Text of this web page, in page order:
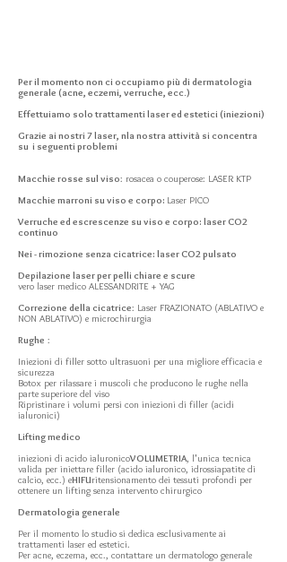
Per il momento non ci occupiamo più di dermatologia
generale (acne, eczemi, verruche, ecc.)
Effettuiamo solo trattamenti laser ed estetici (iniezioni)
Grazie ai nostri 7 laser, nla nostra attività si concentra
su i seguenti problemi
Macchie rosse sul viso: rosacea o couperose: LASER KTP
Macchie marroni su viso e corpo: Laser PICO
Verruche ed escrescenze su viso e corpo: laser CO2
continuo
Nei - rimozione senza cicatrice: laser CO2 pulsato
Depilazione laser per pelli chiare e scure
vero laser medico ALESSANDRITE + YAG
Correzione della cicatrice: Laser FRAZIONATO (ABLATIVO e
NON ABLATIVO) e microchirurgia
Rughe :
Iniezioni di filler sotto ultrasuoni per una migliore efficacia e
sicurezza
Botox per rilassare i muscoli che producono le rughe nella
parte superiore del viso
Ripristinare i volumi persi con iniezioni di filler (acidi
ialuronici)
Lifting medico
iniezioni di acido ialuronicoVOLUMETRIA, l'unica tecnica
valida per iniettare filler (acido ialuronico, idrossiapatite di
calcio, ecc.) eHIFUritensionamento dei tessuti profondi per
ottenere un lifting senza intervento chirurgico
Dermatologia generale
Per il momento lo studio si dedica esclusivamente ai
trattamenti laser ed estetici.
Per acne, eczema, ecc., contattare un dermatologo generale